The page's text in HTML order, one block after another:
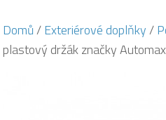
Domů/Exteriérové doplňky/
plastový držák značky Automax